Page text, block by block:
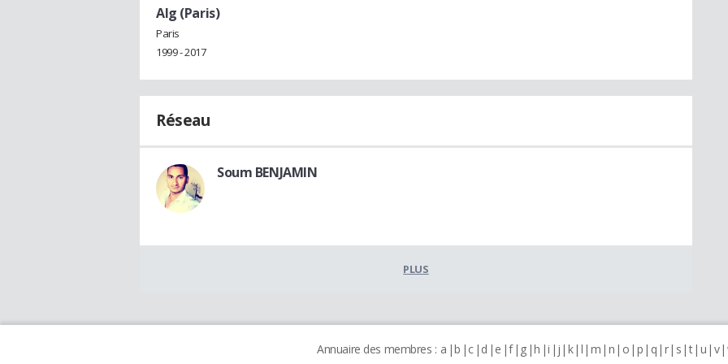
Alg (Paris)
Paris
1999 - 2017
Réseau
Soum BENJAMIN
PLUS
Annuaire des membres : a b c d e f g h i j k l m n o p q r s t u v